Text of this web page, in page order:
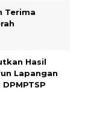
Terima
Hasil
Lapangan